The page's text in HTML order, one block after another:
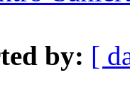
by: [